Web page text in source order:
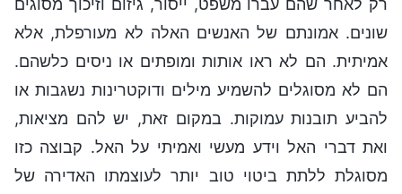
רק לאחר שהם עברו משפט, ייסור, גיזום וזיכוך מסוגים
שונים. אמונתם של האנשים האלה לא מעורפלת, אלא
אמיתית. הם לא ראו אותות ומופתים או ניסים כלשהם.
הם לא מסוגלים להשמיע מילים ודוקטרינות נשגבות או
להביע תובנות עמוקות. במקום זאת, יש להם מציאות,
ואת דברי האל וידע מעשי ואמיתי על האל. קבוצה כזו
מסוגלת ללתת ביטוי טוב יותר לעוצמתו האדירה של